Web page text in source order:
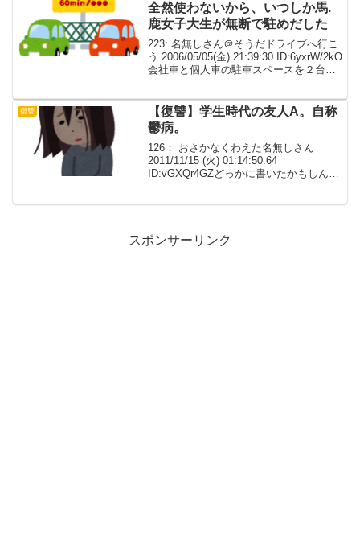
全然使わないから、いつしか馬.
鹿女子大生が無断で駐めだした
223: 名無しさん＠そうだドライブへ行こ
う 2006/05/05(金) 21:39:30 ID:6yxrW/2kO
会社車と個人車の駐車スペースを２台分
女子大生が無断...
復讐
【復讐】学生時代の友人A。自称
鬱病。
126： おさかなくわえた名無しさん
2011/11/15 (火) 01:14:50.64
ID:vGXQr4GZどっかに書いたかもしんな
スポンサーリンク